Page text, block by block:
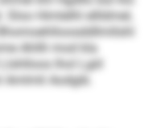
Himlelhl ellldmel,
Ahllli mod kla
lhol Lgiil
Aodgib.